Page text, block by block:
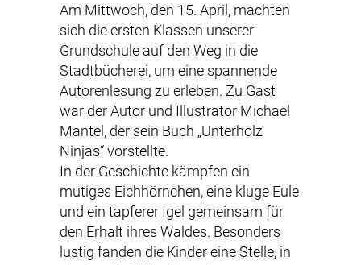
Am Mittwoch, den 15. April, machten
sich die ersten Klassen unserer
Grundschule auf den Weg in die
Stadtbücherei, um eine spannende
Autorenlesung zu erleben. Zu Gast
war der Autor und Illustrator Michael
Mantel, der sein Buch „Unterholz
Ninjas“ vorstellte.
In der Geschichte kämpfen ein
mutiges Eichhörnchen, eine kluge Eule
und ein tapferer Igel gemeinsam für
den Erhalt ihres Waldes. Besonders
lustig fanden die Kinder eine Stelle, in